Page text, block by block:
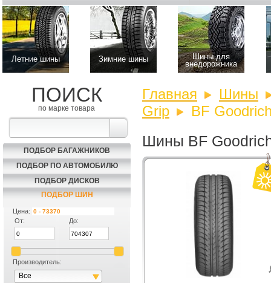
Летние шины Зимние шины
Шины для
внедорожника
ПОИСК
по марке товара
ПОДБОР БАГАЖНИКОВ
ПОДБОР ПО АВТОМОБИЛЮ
ПОДБОР ДИСКОВ
ПОДБОР ШИН
Цена:
От:
До:
Производитель:
Все
Главная
Шины
Grip
BF
Шины BF